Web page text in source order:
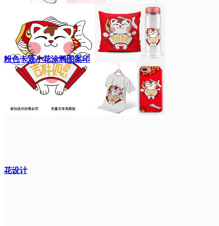
粉色卡通小花涂鸦图案印
花设计